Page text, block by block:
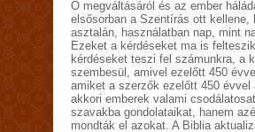
Ő megváltásáról és az ember
elsősorban a Szentírás ott kellene,
asztalán, használatban nap, mint
Ezeket a kérdéseket ma is
kérdéseket teszi fel számunkra, a
szembesül, amivel ezelőtt 450
amiket a szerzők ezelőtt 450
akkori emberek valami
szavakba gondolataikat, hanem
mondták el azokat. A Biblia